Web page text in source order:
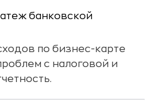
банковской
по бизнес-карте
с налоговой и